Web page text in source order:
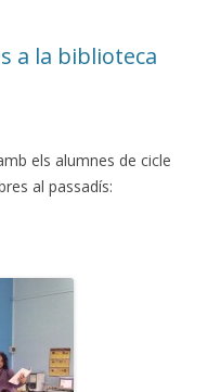
a la biblioteca
els alumnes de cicle
al passadís: